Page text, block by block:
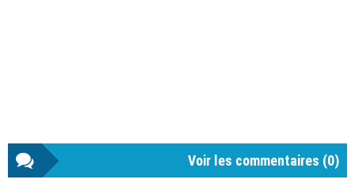
Voir les commentaires (0)